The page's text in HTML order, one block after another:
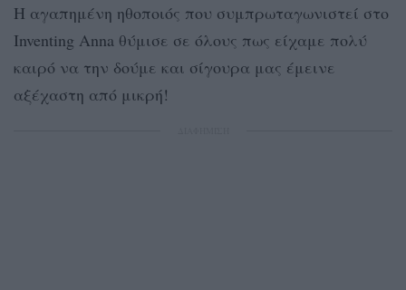
Η αγαπημένη ηθοποιός που συμπρωταγωνιστεί στο
Inventing Anna θύμισε σε όλους πως είχαμε πολύ
καιρό να την δούμε και σίγουρα μας έμεινε
αξέχαστη από μικρή!